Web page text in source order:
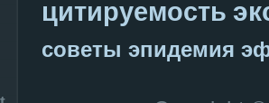
цитируемость
советы эпидемия